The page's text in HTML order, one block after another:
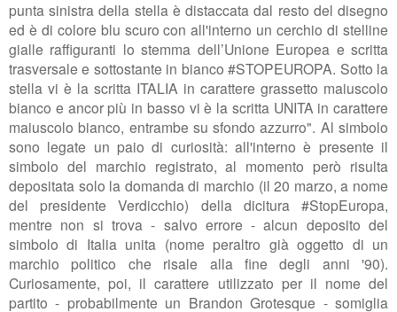
punta sinistra della stella è distaccata dal resto del disegno
ed è di colore blu scuro con all'interno un cerchio di stelline
gialle raffiguranti lo stemma dell’Unione Europea e scritta
trasversale e sottostante in bianco #STOPEUROPA. Sotto la
stella vi è la scritta ITALIA in carattere grassetto maiuscolo
bianco e ancor più in basso vi è la scritta UNITA in carattere
maiuscolo bianco, entrambe su sfondo azzurro". Al simbolo
sono legate un paio di curiosità: all'interno è presente il
simbolo del marchio registrato, al momento però risulta
depositata solo la domanda di marchio (il 20 marzo, a nome
del presidente Verdicchio) della dicitura #StopEuropa,
mentre non si trova - salvo errore - alcun deposito del
simbolo di Italia unita (nome peraltro già oggetto di un
marchio politico che risale alla fine degli anni '90).
Curiosamente, poi, il carattere utilizzato per il nome del
partito - probabilmente un Brandon Grotesque - somiglia